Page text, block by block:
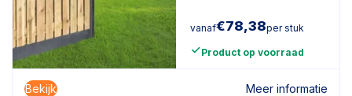
vanaf€78,38per stuk
Product op voorraad
Bekijk Meer informatie